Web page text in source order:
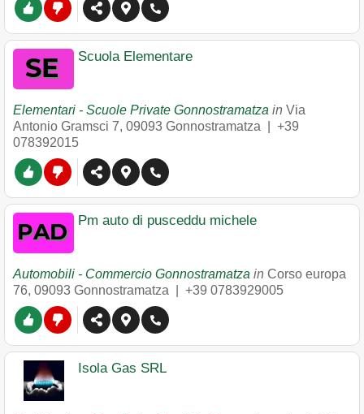
Scuola Elementare
Elementari - Scuole Private Gonnostramatza in Via
Antonio Gramsci 7, 09093 Gonnostramatza
+39
078392015
Pm auto di pusceddu michele
Automobili - Commercio Gonnostramatza in Corso europa
76, 09093 Gonnostramatza +39 0783929005
Isola Gas SRL